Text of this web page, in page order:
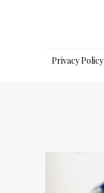
Privacy Policy